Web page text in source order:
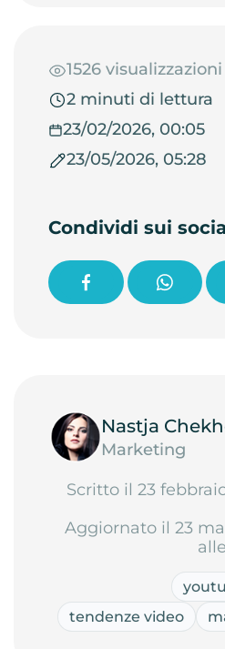
1526 visualizzazioni
2 minuti di lettura
23/02/2026, 00:05
23/05/2026, 05:28
Condividi sui
Nastja
Marketing
Scritto il 23
Aggiornato il 23
tendenze video